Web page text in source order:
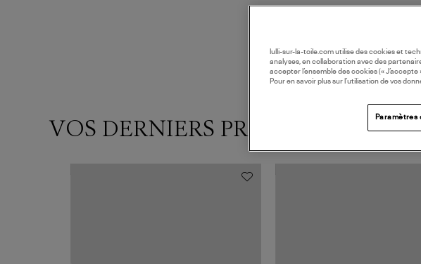
VOS DERNIERS PRODUITS VUS
lulli-sur-la-toile.com utilise des cookies et
analyses, en collaboration avec des
accepter l’ensemble des cookies («
Pour en savoir plus sur l’utilisation de vos
Paramètres